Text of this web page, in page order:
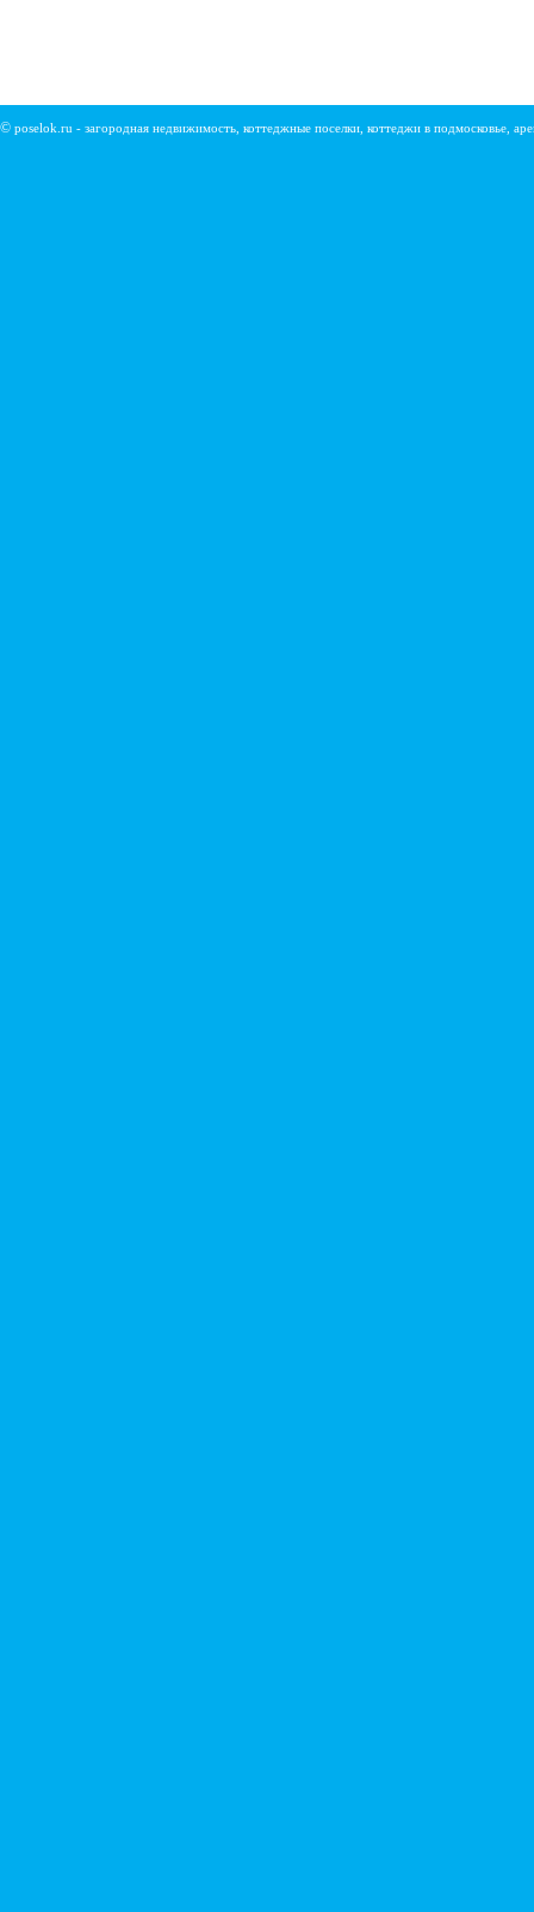
© poselok.ru - загородная недвижимость, коттеджные поселки, коттеджи в подмосковье,